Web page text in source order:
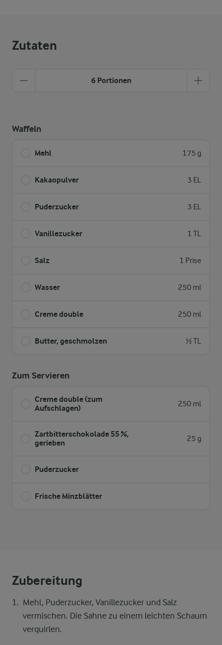
Zutaten
6 Portionen
Waffeln
Mehl 175 g
Kakaopulver 3 EL
Puderzucker 3 EL
Vanillezucker 1 TL
Salz 1 Prise
Wasser 250 ml
Creme double 250 ml
Butter, geschmolzen ½ TL
Zum Servieren
Creme double (zum
Aufschlagen)
250 ml
Zartbitterschokolade 55 %,
gerieben
25 g
Puderzucker
Frische Minzblätter
Zubereitung
Mehl, Puderzucker, Vanillezucker und Salz
vermischen. Die Sahne zu einem leichten Schaum
verquirlen.